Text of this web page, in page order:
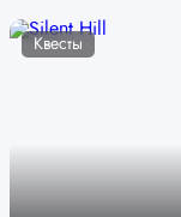
Квесты